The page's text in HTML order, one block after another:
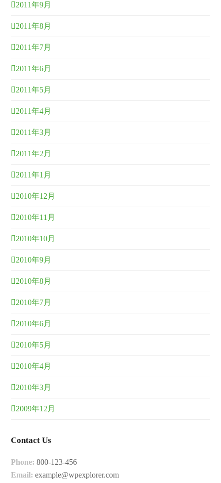
2011年9月
2011年8月
2011年7月
2011年6月
2011年5月
2011年4月
2011年3月
2011年2月
2011年1月
2010年12月
2010年11月
2010年10月
2010年9月
2010年8月
2010年7月
2010年6月
2010年5月
2010年4月
2010年3月
2009年12月
Contact Us
Phone: 800-123-456
Email: example@wpexplorer.com